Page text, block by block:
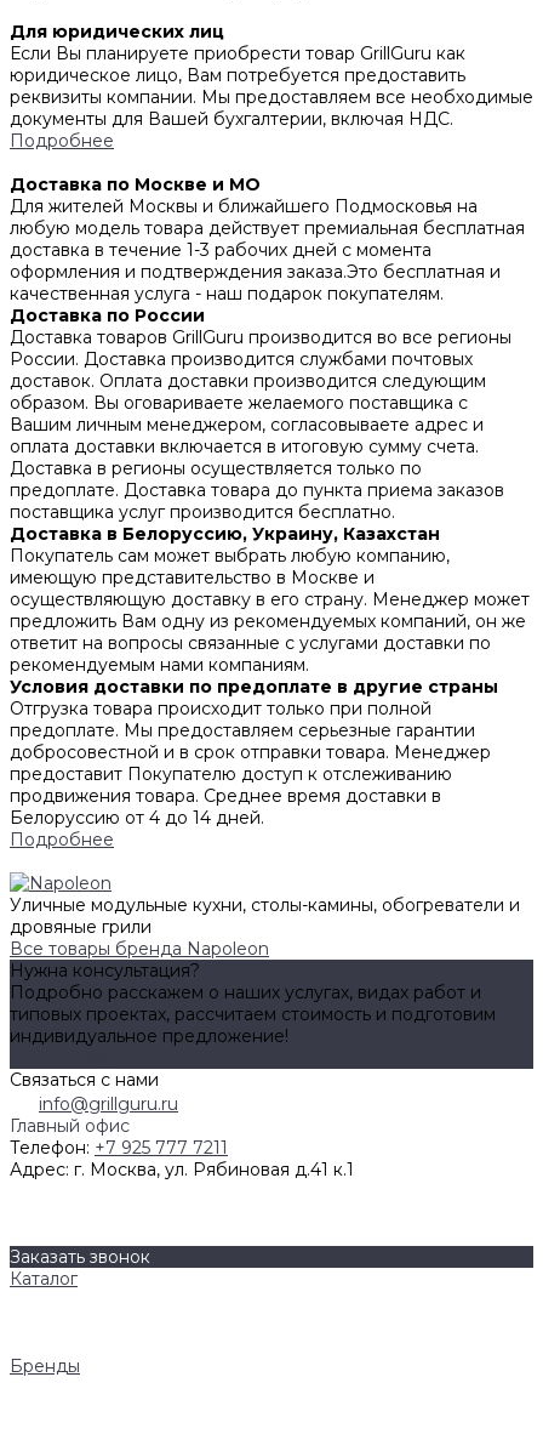
Для юридических лиц
Если Вы планируете приобрести товар GrillGuru как
юридическое лицо, Вам потребуется предоставить
реквизиты компании. Мы предоставляем все необходимые
документы для Вашей бухгалтерии, включая НДС.
Подробнее
Доставка по Москве и МО
Для жителей Москвы и ближайшего Подмосковья на
любую модель товара действует премиальная бесплатная
доставка в течение 1-3 рабочих дней с момента
оформления и подтверждения заказа.Это бесплатная и
качественная услуга - наш подарок покупателям.
Доставка по России
Доставка товаров GrillGuru производится во все регионы
России. Доставка производится службами почтовых
доставок. Оплата доставки производится следующим
образом. Вы оговариваете желаемого поставщика с
Вашим личным менеджером, согласовываете адрес и
оплата доставки включается в итоговую сумму счета.
Доставка в регионы осуществляется только по
предоплате. Доставка товара до пункта приема заказов
поставщика услуг производится бесплатно.
Доставка в Белоруссию, Украину, Казахстан
Покупатель сам может выбрать любую компанию,
имеющую представительство в Москве и
осуществляющую доставку в его страну. Менеджер может
предложить Вам одну из рекомендуемых компаний, он же
ответит на вопросы связанные с услугами доставки по
рекомендуемым нами компаниям.
Условия доставки по предоплате в другие страны
Отгрузка товара происходит только при полной
предоплате. Мы предоставляем серьезные гарантии
добросовестной и в срок отправки товара. Менеджер
предоставит Покупателю доступ к отслеживанию
продвижения товара. Среднее время доставки в
Белоруссию от 4 до 14 дней.
Подробнее
Уличные модульные кухни, столы-камины, обогреватели и
дровяные грили
Все товары бренда Napoleon
Нужна консультация?
Подробно расскажем о наших услугах, видах работ и
типовых проектах, рассчитаем стоимость и подготовим
индивидуальное предложение!
Связаться с нами
info@grillguru.ru
Главный офис
Телефон: +7 925 777 7211
Адрес: г. Москва, ул. Рябиновая д.41 к.1
Заказать звонок
Каталог
Бренды